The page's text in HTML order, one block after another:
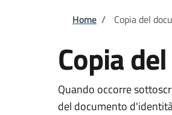
Briciole
Home / Copia del
Copia
Quando occorre
del documento